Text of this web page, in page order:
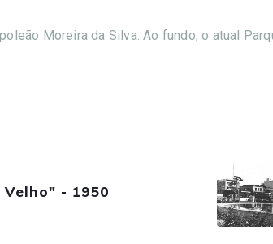
Moreira da Silva. Ao fundo, o atual
- 1950